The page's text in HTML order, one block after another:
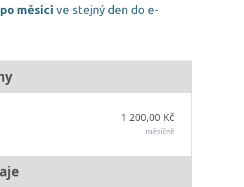
měsíci ve stejný den do e-
1 200,00 Kč
měsíčně